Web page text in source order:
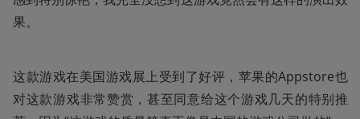
果。
这款游戏在美国游戏展上受到了好评，苹果的Appstore也
对这款游戏非常赞赏，甚至同意给这个游戏几天的特别推